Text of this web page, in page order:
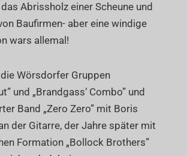
Abrissholz einer Scheune und
Baufirmen- aber eine windige
wars allemal!
Wörsdorfer Gruppen
und „Brandgass‘ Combo” und
Band „Zero Zero” mit Boris
der Gitarre, der Jahre später mit
Formation „Bollock Brothers”